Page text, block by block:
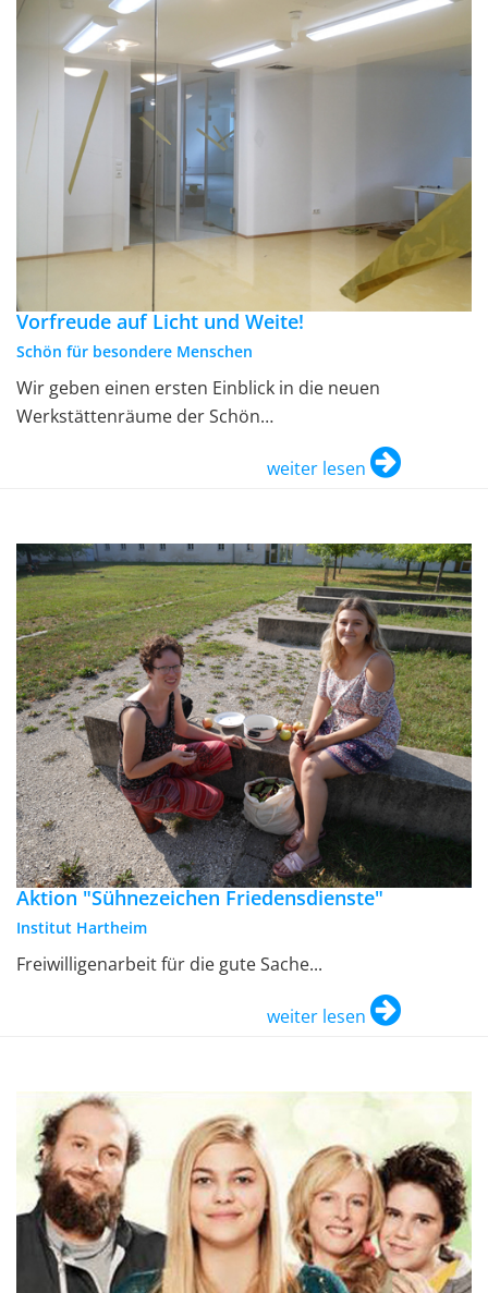
Vorfreude auf Licht und Weite!
Schön für besondere Menschen
Wir geben einen ersten Einblick in die neuen
Werkstättenräume der Schön…
weiter lesen
Aktion "Sühnezeichen Friedensdienste"
Institut Hartheim
Freiwilligenarbeit für die gute Sache...
weiter lesen